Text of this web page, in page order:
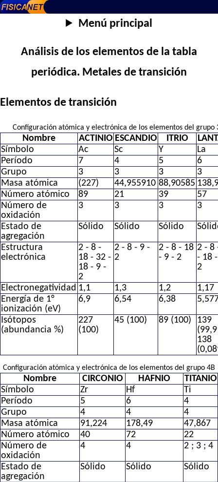
Menú principal
Análisis de los elementos de la tabla
periódica. Metales de transición
Elementos de transición
Configuración atómica y electrónica de los elementos del grupo
Nombre ACTINIO ESCANDIO ITRIO
Símbolo
Ac Sc Y
La
Período
7 4 5
6
Grupo
3 3 3
3
Masa atómica
(227) 44,955910 88,90585
Número atómico
89 21 39
57
Número de
oxidación
3 3 3 3
Estado de
agregación
Sólido Sólido Sólido
Estructura
electrónica
2 - 8 -
18 - 32 -
18 - 9 -
2
2 - 8 - 9 -
2
2 - 8 - 18
- 9 - 2
2 - 8
- 18
2
Electronegatividad 1,1 1,3 1,2
1,17
Energía de 1°
ionización (eV)
6,9 6,54 6,38
Isótopos
(abundancia %)
227
(100)
45 (100) 89 (100)
139
138
Configuración atómica y electrónica de los elementos del grupo 4B
Nombre CIRCONIO HAFNIO
TITANIO
Símbolo
Zr Hf
Ti
Período
5 6
4
Grupo
4 4
4
Masa atómica
91,224 178,49
47,867
Número atómico
40 72
22
Número de
oxidación
4 4 2 ; 3 ; 4
Estado de
agregación
Sólido Sólido Sólido